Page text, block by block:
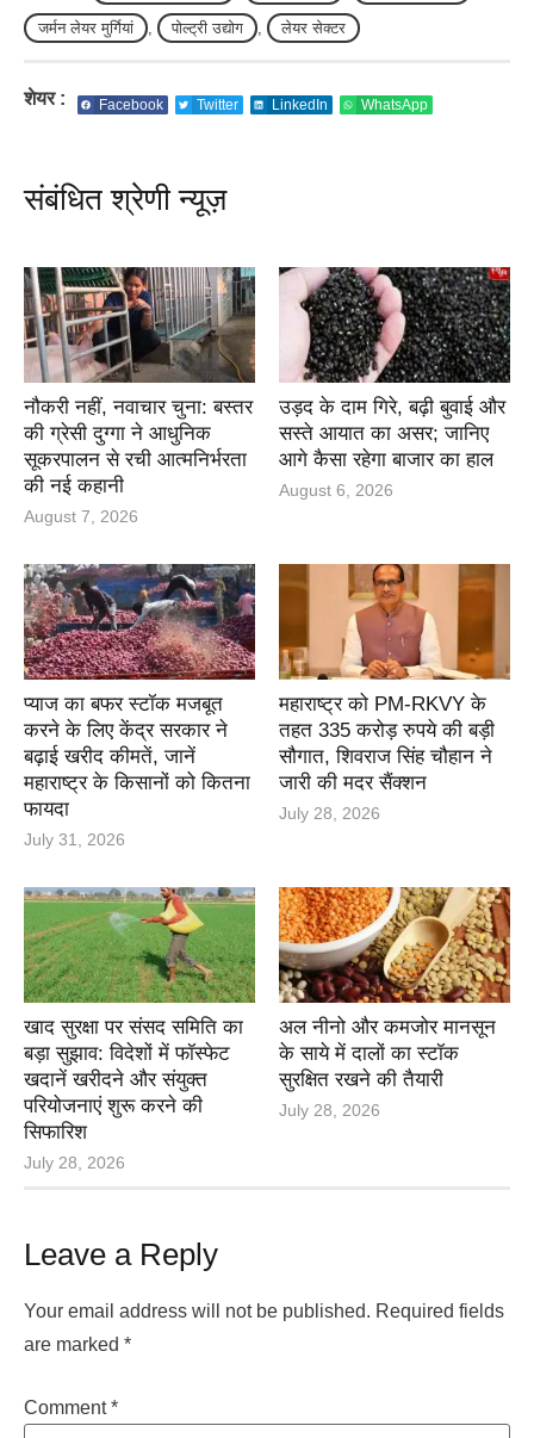
जर्मन लेयर मुर्गियां पोल्ट्री उद्योग लेयर सेक्टर
शेयर : Facebook Twitter LinkedIn WhatsApp
संबंधित श्रेणी न्यूज़
नौकरी नहीं, नवाचार चुना: बस्तर
की ग्रेसी दुग्गा ने आधुनिक
सूकरपालन से रची आत्मनिर्भरता
की नई कहानी
August 7, 2026
उड़द के दाम गिरे, बढ़ी बुवाई और
सस्ते आयात का असर; जानिए
आगे कैसा रहेगा बाजार का हाल
August 6, 2026
प्याज का बफर स्टॉक मजबूत
करने के लिए केंद्र सरकार ने
बढ़ाई खरीद कीमतें, जानें
महाराष्ट्र के किसानों को कितना
फायदा
July 31, 2026
महाराष्ट्र को PM-RKVY के
तहत 335 करोड़ रुपये की बड़ी
सौगात, शिवराज सिंह चौहान ने
जारी की मदर सैंक्शन
July 28, 2026
खाद सुरक्षा पर संसद समिति का
बड़ा सुझाव: विदेशों में फॉस्फेट
खदानें खरीदने और संयुक्त
परियोजनाएं शुरू करने की
सिफारिश
July 28, 2026
अल नीनो और कमजोर मानसून
के साये में दालों का स्टॉक
सुरक्षित रखने की तैयारी
July 28, 2026
Leave a Reply
Your email address will not be published. Required fields
are marked *
Comment*